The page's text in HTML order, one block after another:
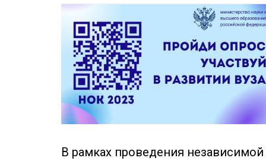
В рамках проведения независимой